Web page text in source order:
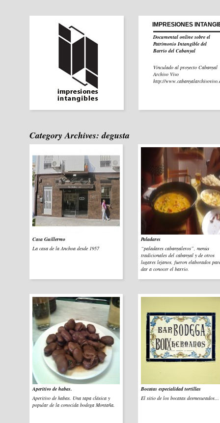
IMPRESIONES
Documental online sobre el
Patrimonio Intangible del
Barrio del Cabanyal
Vinculado al proyecto Cabanyal
Archivo Vivo
http://
Category Archives:degusta
Casa Guillermo
La casa de la Anchoa desde 1957
Paladares
“paladares cabanyaleros”, menús
tradicionales del cabanyal y de otros
lugares lejanos, fueron elaborados
dar a conocer el barrio.
Aperitivo de habas.
Aperitivo de habas. Una tapa clásica y
popular de la conocida bodega Montaña.
Bocatas especialidad tortillas
El sitio de los bocatas desmesurados…